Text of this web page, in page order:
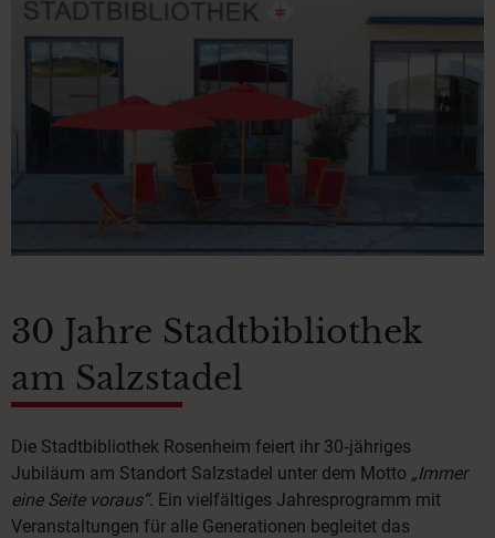
30 Jahre Stadtbibliothek
am Salzstadel
Die Stadtbibliothek Rosenheim feiert ihr 30‑jähriges
Jubiläum am Standort Salzstadel unter dem Motto „Immer
eine Seite voraus“. Ein vielfältiges Jahresprogramm mit
Veranstaltungen für alle Generationen begleitet das